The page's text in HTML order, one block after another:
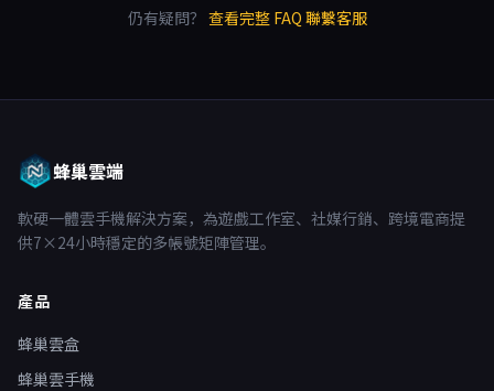
仍有疑問？ 查看完整 FAQ 聯繫客服
蜂巢雲端
軟硬一體雲手機解決方案，為遊戲工作室、社媒行銷、跨境電商提
供7×24小時穩定的多帳號矩陣管理。
產品
蜂巢雲盒
蜂巢雲手機